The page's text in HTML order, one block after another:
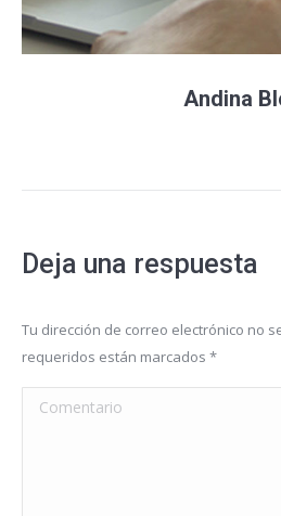
Andina
Deja una respuesta
Tu dirección de correo electrónico no
requeridos están marcados *
Comentario